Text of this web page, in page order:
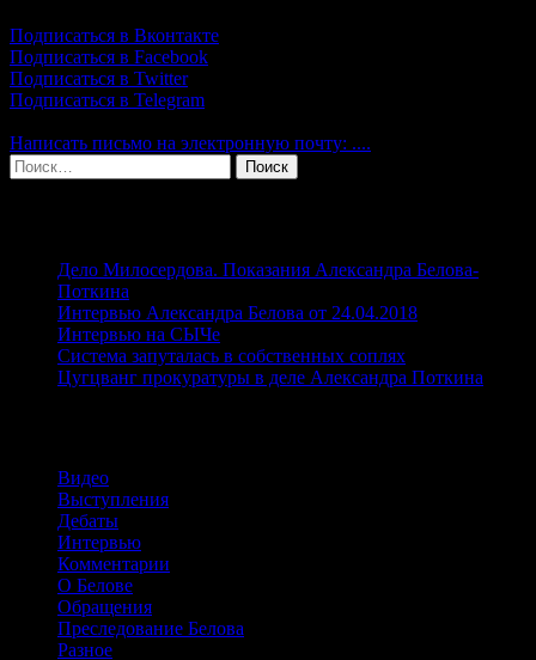
Подписаться в Вконтакте
Подписаться в Facebook
Подписаться в Twitter
Подписаться в Telegram
Написать письмо на электронную почту: ....
Найти:
Дело Милосердова. Показания Александра Белова-
Поткина
Интервью Александра Белова от 24.04.2018
Интервью на СЫЧе
Система запуталась в собственных соплях
Цугцванг прокуратуры в деле Александра Поткина
Видео
Выступления
Дебаты
Интервью
Комментарии
О Белове
Обращения
Преследование Белова
Разное